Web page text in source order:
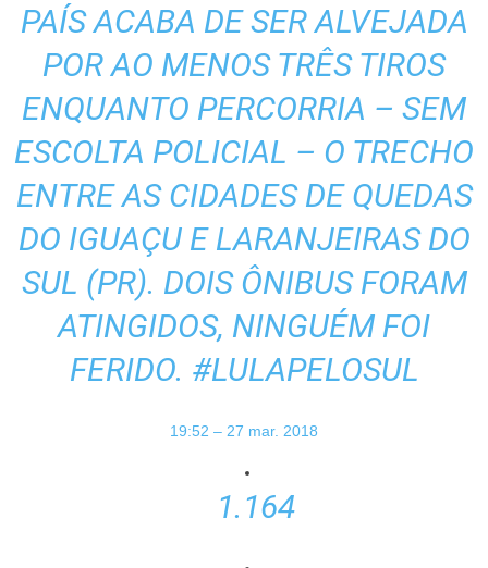
PAÍS ACABA DE SER ALVEJADA
POR AO MENOS TRÊS TIROS
ENQUANTO PERCORRIA – SEM
ESCOLTA POLICIAL – O TRECHO
ENTRE AS CIDADES DE QUEDAS
DO IGUAÇU E LARANJEIRAS DO
SUL (PR). DOIS ÔNIBUS FORAM
ATINGIDOS, NINGUÉM FOI
FERIDO. #LULAPELOSUL
19:52 – 27 mar. 2018
1.164